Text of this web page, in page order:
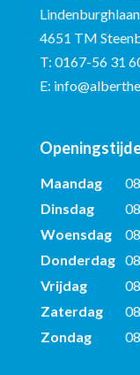
4651 TM
T: 0167-56 31
E:
Maandag
Dinsdag
Woensdag
Donderdag
Vrijdag
Zaterdag
Zondag